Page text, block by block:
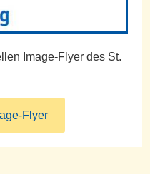
Image-Flyer des St.
Flyer